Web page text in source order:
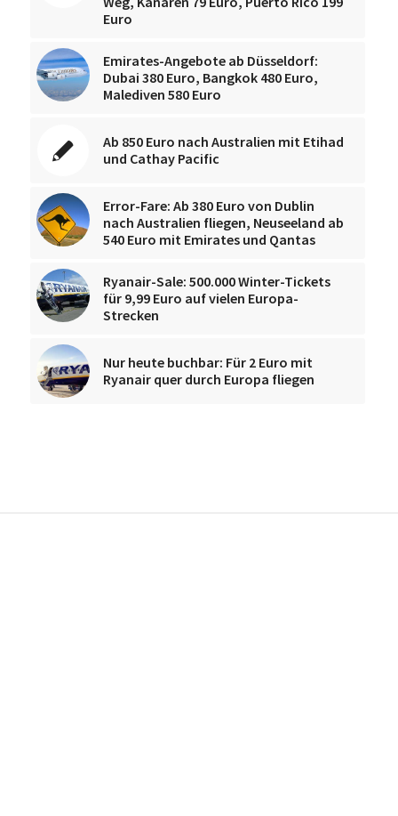
Euro
Emirates-Angebote ab Düsseldorf:
Dubai 380 Euro, Bangkok 480 Euro,
Malediven 580 Euro
Ab 850 Euro nach Australien mit Etihad
und Cathay Pacific
Error-Fare: Ab 380 Euro von Dublin
nach Australien fliegen, Neuseeland ab
540 Euro mit Emirates und Qantas
Ryanair-Sale: 500.000 Winter-Tickets
für 9,99 Euro auf vielen Europa-
Strecken
Nur heute buchbar: Für 2 Euro mit
Ryanair quer durch Europa fliegen